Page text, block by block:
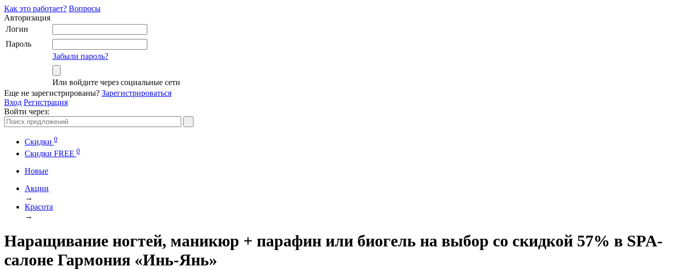
Как это работает? Вопросы
Авторизация
Логин
Пароль
Забыли пароль?
Или войдите через социальные сети
Еще не зарегистрированы? Зарегистрироваться
Вход Регистрация
Войти через:
Скидки 0
Cкидки FREE 0
Новые
Акции
→
Красота
→
Наращивание ногтей, маникюр + парафин или биогель на выбор со скидкой 57% в SPA-
салоне Гармония «Инь-Янь»